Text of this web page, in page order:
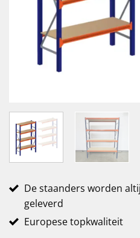
De staanders worden
geleverd
Europese topkwaliteit